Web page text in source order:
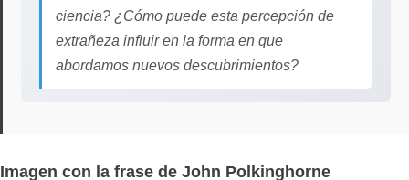
ciencia? ¿Cómo puede esta percepción de
extrañeza influir en la forma en que
abordamos nuevos descubrimientos?
Imagen con la frase de John Polkinghorne